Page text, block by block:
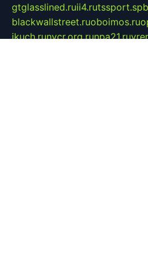
gtglasslined.ruii4.ru
blackwallstreet.ruoboimos.ru
ikuch.runycr.org.runpa21.ru